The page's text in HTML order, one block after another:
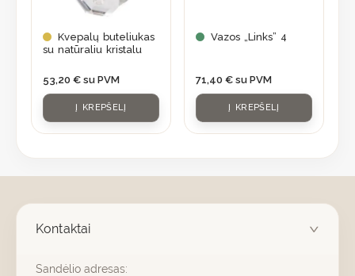
Kvepalų buteliukas
su natūraliu kristalu
53,20 € su PVM
Į KREPŠELĮ
Vazos „Links” 4
71,40 € su PVM
Į KREPŠELĮ
Kontaktai
Sandėlio adresas: